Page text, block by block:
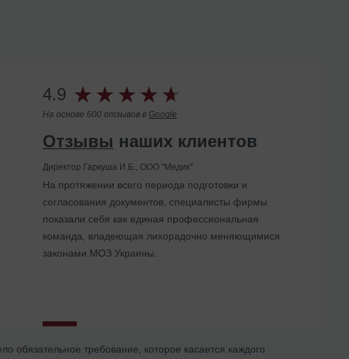
4.9
На основе 600 отзывов в Google
Отзывы наших клиентов
Директор Гаркуша И.Б., ООО "Медик"
На протяжении всего периода подготовки и
согласования документов, специалисты фирмы
показали себя как единая профессиональная
команда, владеющая лихорадочно меняющимися
законами МОЗ Украины.
Мы получали консультации по поводу организации
работы центра, оформления трудовых отношений с
различным медицинским оборудованием
... Воспользовавшись услугами Юридической
компании «Правовая помощь» мы не только смогли
решить наши задачи, но и нашли для себя
компетентного и надежного партнера.
требование, которое касается каждого